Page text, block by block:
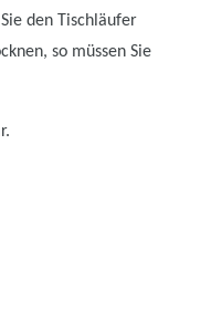
den Tischläufer
so müssen Sie